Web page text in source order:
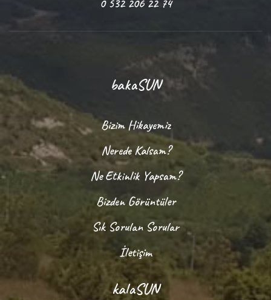
0 532 206 22 74
bakaSUN
Bizim Hikayemiz
Nerede Kalsam?
Ne Etkinlik Yapsam?
Bizden Görüntüler
Sık Sorulan Sorular
İletişim
kalaSUN